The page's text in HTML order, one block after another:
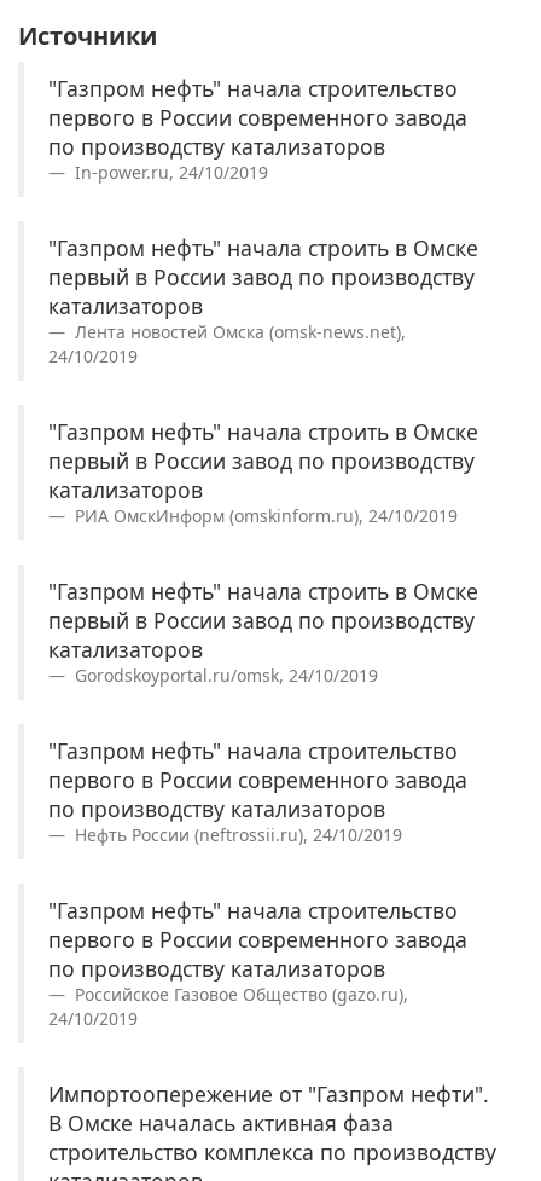
Источники
"Газпром нефть" начала строительство
первого в России современного завода
по производству катализаторов
In-power.ru, 24/10/2019
"Газпром нефть" начала строить в Омске
первый в России завод по производству
катализаторов
Лента новостей Омска (omsk-news.net),
24/10/2019
"Газпром нефть" начала строить в Омске
первый в России завод по производству
катализаторов
РИА ОмскИнформ (omskinform.ru), 24/10/2019
"Газпром нефть" начала строить в Омске
первый в России завод по производству
катализаторов
Gorodskoyportal.ru/omsk, 24/10/2019
"Газпром нефть" начала строительство
первого в России современного завода
по производству катализаторов
Нефть России (neftrossii.ru), 24/10/2019
"Газпром нефть" начала строительство
первого в России современного завода
по производству катализаторов
Российское Газовое Общество (gazo.ru),
24/10/2019
Импортоопережение от "Газпром нефти".
В Омске началась активная фаза
строительство комплекса по производству